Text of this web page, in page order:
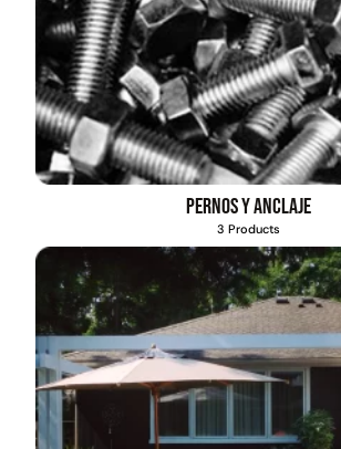
Pernos y anclaje
3 Products